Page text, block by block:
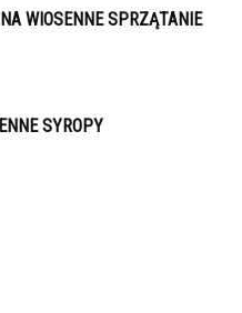
WIOSENNE SPRZĄTANIE
SYROPY